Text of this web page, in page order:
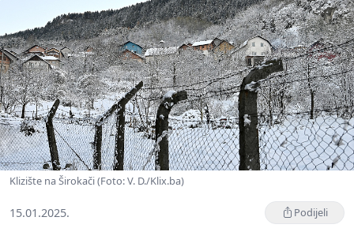
Klizište na Širokači (Foto: V. D./Klix.ba)
15.01.2025. Podijeli